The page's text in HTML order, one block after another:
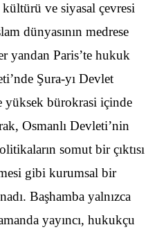
ve siyasal çevresi
dünyasının medrese
yandan Paris’te hukuk
Şura-yı Devlet
yüksek bürokrasi içinde
Osmanlı Devleti’nin
somut bir çıktısı
gibi kurumsal bir
Başhamba yalnızca
yayıncı, hukukçu